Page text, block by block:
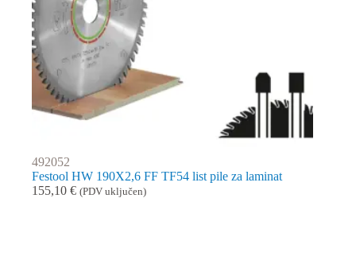
492052
Festool HW 190X2,6 FF TF54 list pile za laminat
155,10 € (PDV uključen)